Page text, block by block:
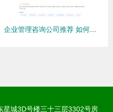
星城3D号楼三十三层3302号房